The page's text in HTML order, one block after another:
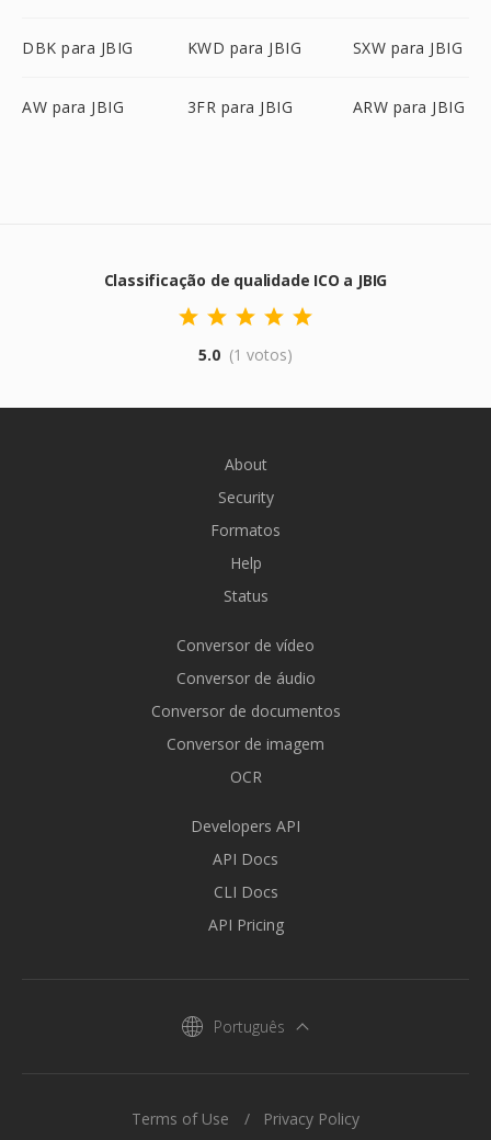
DBK para JBIG KWD para JBIG SXW para JBIG
AW para JBIG 3FR para JBIG ARW para JBIG
Classificação de qualidade ICO a JBIG
5.0 (1 votos)
About
Security
Formatos
Help
Status
Conversor de vídeo
Conversor de áudio
Conversor de documentos
Conversor de imagem
OCR
Developers API
API Docs
CLI Docs
API Pricing
Português
Terms of Use Privacy Policy